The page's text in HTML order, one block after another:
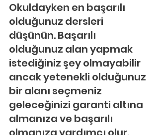
Okuldayken en başarılı
olduğunuz dersleri
düşünün. Başarılı
olduğunuz alan yapmak
istediğiniz şey olmayabilir
ancak yetenekli olduğunuz
bir alanı seçmeniz
geleceğinizi garanti altına
almanıza ve başarılı